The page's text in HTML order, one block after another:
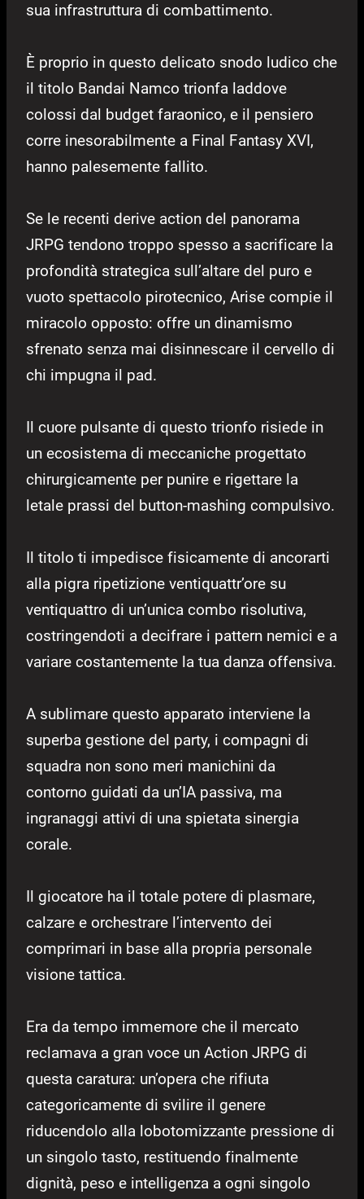
sua infrastruttura di combattimento.
È proprio in questo delicato snodo ludico che
il titolo Bandai Namco trionfa laddove
colossi dal budget faraonico, e il pensiero
corre inesorabilmente a Final Fantasy XVI,
hanno palesemente fallito.
Se le recenti derive action del panorama
JRPG tendono troppo spesso a sacrificare la
profondità strategica sull’altare del puro e
vuoto spettacolo pirotecnico, Arise compie il
miracolo opposto: offre un dinamismo
sfrenato senza mai disinnescare il cervello di
chi impugna il pad.
Il cuore pulsante di questo trionfo risiede in
un ecosistema di meccaniche progettato
chirurgicamente per punire e rigettare la
letale prassi del button-mashing compulsivo.
Il titolo ti impedisce fisicamente di ancorarti
alla pigra ripetizione ventiquattr’ore su
ventiquattro di un’unica combo risolutiva,
costringendoti a decifrare i pattern nemici e a
variare costantemente la tua danza offensiva.
A sublimare questo apparato interviene la
superba gestione del party, i compagni di
squadra non sono meri manichini da
contorno guidati da un’IA passiva, ma
ingranaggi attivi di una spietata sinergia
corale.
Il giocatore ha il totale potere di plasmare,
calzare e orchestrare l’intervento dei
comprimari in base alla propria personale
visione tattica.
Era da tempo immemore che il mercato
reclamava a gran voce un Action JRPG di
questa caratura: un’opera che rifiuta
categoricamente di svilire il genere
riducendolo alla lobotomizzante pressione di
un singolo tasto, restituendo finalmente
dignità, peso e intelligenza a ogni singolo